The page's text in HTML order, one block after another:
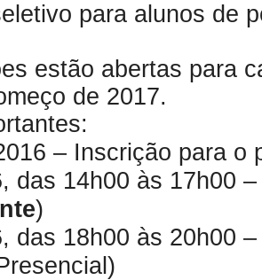
para alunos de
estão abertas para
de 2017.
– Inscrição para o
das 14h00 às 17h00
)
das 18h00 às 20h00